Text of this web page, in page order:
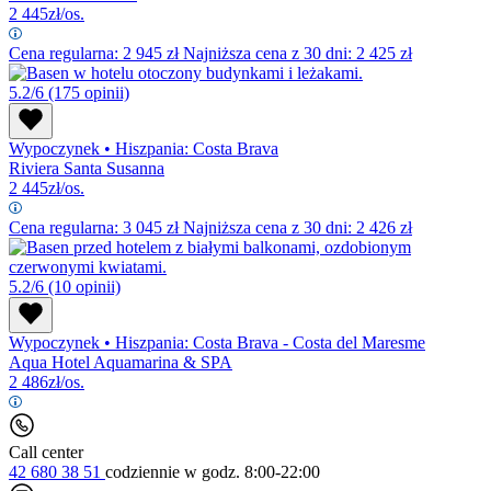
2 445zł/os.
Cena regularna: 2 945 złNajniższa cena z 30 dni: 2 425 zł
5.2/6 (175 opinii)
Wypoczynek • Hiszpania: Costa Brava
Riviera Santa Susanna
2 445zł/os.
Cena regularna: 3 045 złNajniższa cena z 30 dni: 2 426 zł
5.2/6 (10 opinii)
Wypoczynek • Hiszpania: Costa Brava - Costa del Maresme
Aqua Hotel Aquamarina & SPA
2 486zł/os.
Call center
42 680 38 51 codziennie w godz. 8:00-22:00